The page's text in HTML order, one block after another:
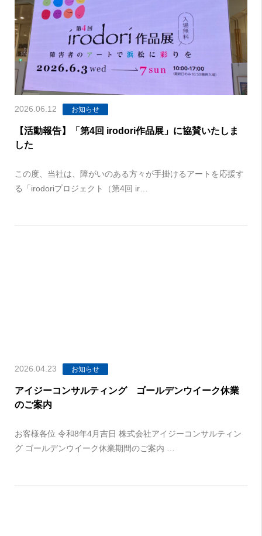
2026.06.12 お知らせ
【活動報告】「第4回 irodori作品展」に協賛いたしま
した
この度、当社は、障がいのある方々が手掛けるアートを応援す
る「irodoriプロジェクト（第4回 ir…
2026.04.23 お知らせ
アイジーコンサルティング ゴールデンウイーク休業
のご案内
お客様各位 令和8年4月吉日 株式会社アイジーコンサルティン
グ ゴールデンウイーク休業期間のご案内 …